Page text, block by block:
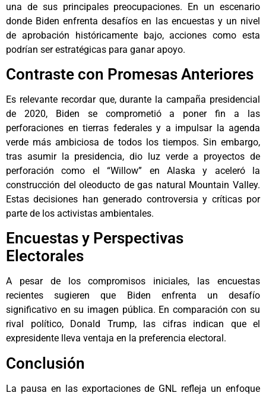
una de sus principales preocupaciones. En un escenario
donde Biden enfrenta desafíos en las encuestas y un nivel
de aprobación históricamente bajo, acciones como esta
podrían ser estratégicas para ganar apoyo.
Contraste con Promesas Anteriores
Es relevante recordar que, durante la campaña presidencial
de 2020, Biden se comprometió a poner fin a las
perforaciones en tierras federales y a impulsar la agenda
verde más ambiciosa de todos los tiempos. Sin embargo,
tras asumir la presidencia, dio luz verde a proyectos de
perforación como el “Willow” en Alaska y aceleró la
construcción del oleoducto de gas natural Mountain Valley.
Estas decisiones han generado controversia y críticas por
parte de los activistas ambientales.
Encuestas y Perspectivas
Electorales
A pesar de los compromisos iniciales, las encuestas
recientes sugieren que Biden enfrenta un desafío
significativo en su imagen pública. En comparación con su
rival político, Donald Trump, las cifras indican que el
expresidente lleva ventaja en la preferencia electoral.
Conclusión
La pausa en las exportaciones de GNL refleja un enfoque